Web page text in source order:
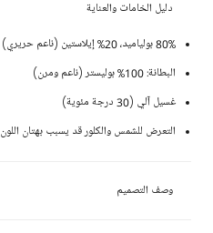
دليل الخامات والعناية
80% بولياميد، 20% إيلاستين (ناعم حريري)
البطانة: 100% بوليستر (ناعم ومرن)
غسيل آلي (30 درجة مئوية)
التعرض للشمس والكلور قد يسبب بهتان اللون
وصف التصميم